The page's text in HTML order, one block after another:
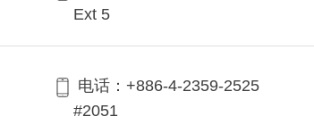
Ext 5
电话：+886-4-2359-2525
#2051